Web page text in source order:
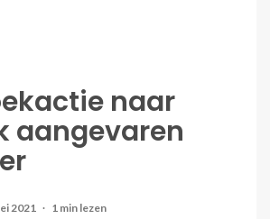
naar
aangevaren
2021 1 min lezen